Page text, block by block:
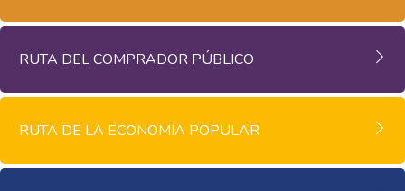
RUTA DEL COMPRADOR PÚBLICO
RUTA DE LA ECONOMÍA POPULAR